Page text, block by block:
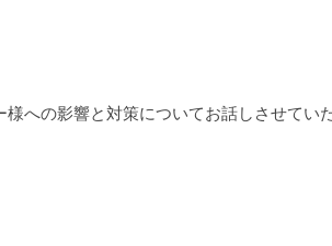
への影響と対策についてお話しさせてい